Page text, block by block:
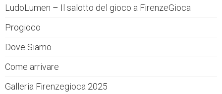
LudoLumen – Il salotto del gioco a FirenzeGioca
Progioco
Dove Siamo
Come arrivare
Galleria Firenzegioca 2025